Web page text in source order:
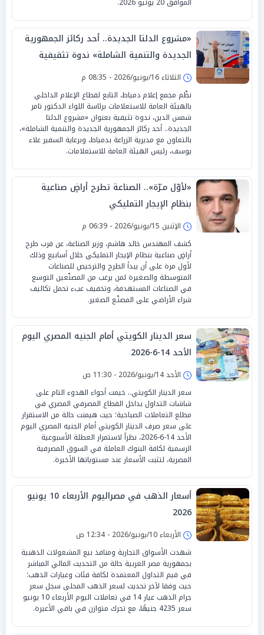
«مشروع الدلتا الجديدة.. أحد ركائز الجمهورية
الجديدة والتنمية الشاملة» ندوة تثقيفية
بمجمع إعلام دمياط
الثلاثاء 16/يونيو/2026 - 08:35 م
نظّم مجمع إعلام دمياط، التابع لقطاع الإعلام الداخلي
بالهيئة العامة للاستعلامات برئاسة اللواء الدكتور تامر
شمس الدين، ندوة تثيفية بعنوان «مشروع الدلتا
الجديدة.. أحد ركائز الجمهورية الجديدة والتنمية الشاملة»،
بالتعاون مع مديرية الزراعة بدمياط، وبرعاية السفير علاء
يوسف، رئيس الهيئة العامة للاستعلامات.
«لأوّل مـرّة».. الصناعة تطرح أراضٍ صناعية
بنظام الإيجار التمليكي
الإثنين 15/يونيو/2026 - 06:39 م
كشف المهندس خالد هاشم، وزير الصناعة، عن قرب طرح
أراضٍ صناعية بنظام الإيجار التمليكي خلال أسابيع وذلك
لأول مرة على أن يبدأ الطرح والترخيص للصناعات
المتوسطة والصغيرة لمن يرغب من المصنّعين التوسع
في الصناعات المستهدفة، وتخفيف عبء تحمل تكاليف
شراء الأراضي على المصنّـع الصغير.
سعر الدينار الكويتي أمام الجنيه المصري اليوم
الأحد 14-6-2026
الأحد 14/يونيو/2026 - 11:30 ص
سعر الدينار الكويتي.. خيمت أجواء الهدوء التام على
شاشات التداول بداخل القطاع المصرفي المصري في
مطلع التعاملات الصباحية؛ حيث هيمنت حالة من الاستقرار
على سعر صرف الدينار الكويتي أمام الجنيه المصري اليوم
الأحد 14-6-2026، نظراً لاستمرار العطلة الأسبوعية
الرسمية لكافة البنوك العاملة في السوق المصرفية
المصرية، لتثبت الأسعار عند مستوياتها الأخيرة.
أسعار الذهب في مصراليوم الأربعاء 10 يونيو
2026
الأربعاء 10/يونيو/2026 - 12:34 ص
شهدت الأسواق التجارية ومنافذ بيع المشغولات الذهبية
بجمهورية مصر العربية حالة من التحديث المالي المباشر
في قيم التداول المعتمدة لكافة فئات وعيارات الذهب؛
حيث وفقا لآخر تحديث لسعر الذهب المحلى سجل سعر
جرام الذهب عيار 14 في تعاملات اليوم الأربعاء 10 يونيو
سعر 4235 جنيهًا، مع تحرك متوازن في باقي الأعيرة.